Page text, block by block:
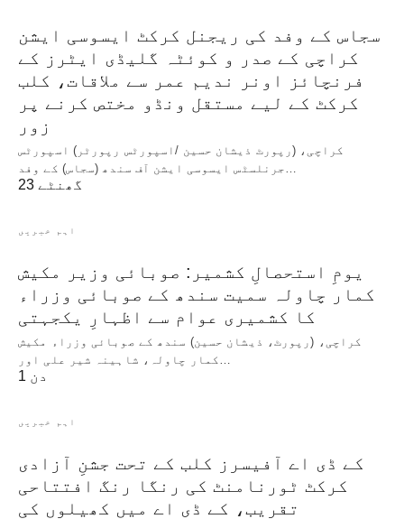
سجاس کے وفد کی ریجنل کرکٹ ایسوسی ایشن
کراچی کے صدر و کوئٹہ گلیڈی ایٹرز کے
فرنچائز اونر ندیم عمر سے ملاقات، کلب
کرکٹ کے لیے مستقل ونڈو مختص کرنے پر
زور
کراچی، (رپورٹ ذیشان حسین /اسپورٹس رپورٹر) اسپورٹس
23 گھنٹے
اہم خبریں
یومِ استحصالِ کشمیر: صوبائی وزیر مکیش
کمار چاولہ سمیت سندھ کے صوبائی وزراء
کا کشمیری عوام سے اظہارِ یکجہتی
کراچی، (رپورٹ، ذیشان حسین) سندھ کے صوبائی وزراء مکیش
1 دن
اہم خبریں
کے ڈی اے آفیسرز کلب کے تحت جشنِ آزادی
کرکٹ ٹورنامنٹ کی رنگا رنگ افتتاحی
تقریب، کے ڈی اے میں کھیلوں کی